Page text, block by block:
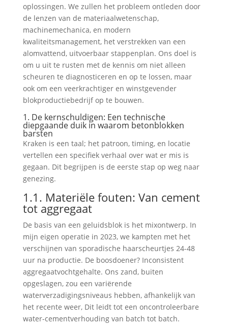
oplossingen. We zullen het probleem ontleden door
de lenzen van de materiaalwetenschap,
machinemechanica, en modern
kwaliteitsmanagement, het verstrekken van een
alomvattend, uitvoerbaar stappenplan. Ons doel is
om u uit te rusten met de kennis om niet alleen
scheuren te diagnosticeren en op te lossen, maar
ook om een ​​veerkrachtiger en winstgevender
blokproductiebedrijf op te bouwen.
1. De kernschuldigen: Een technische
diepgaande duik in waarom betonblokken
barsten
Kraken is een taal; het patroon, timing, en locatie
vertellen een specifiek verhaal over wat er mis is
gegaan. Dit begrijpen is de eerste stap op weg naar
genezing.
1.1. Materiële fouten: Van cement
tot aggregaat
De basis van een geluidsblok is het mixontwerp. In
mijn eigen operatie in 2023, we kampten met het
verschijnen van sporadische haarscheurtjes 24-48
uur na productie. De boosdoener? Inconsistent
aggregaatvochtgehalte. Ons zand, buiten
opgeslagen, zou een variërende
waterverzadigingsniveaus hebben, afhankelijk van
het recente weer, Dit leidt tot een oncontroleerbare
water-cementverhouding van batch tot batch.